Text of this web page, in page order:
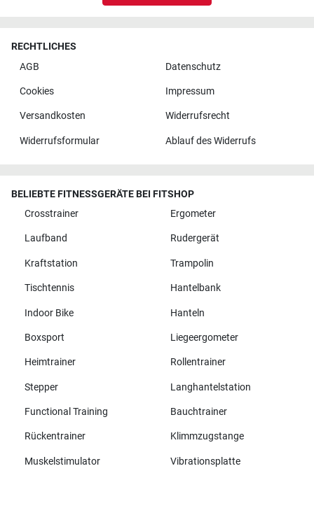
RECHTLICHES
AGB
Datenschutz
Cookies Impressum
Versandkosten Widerrufsrecht
Widerrufsformular Ablauf des Widerrufs
BELIEBTE FITNESSGERÄTE BEI FITSHOP
Crosstrainer
Ergometer
Laufband Rudergerät
Kraftstation Trampolin
Tischtennis Hantelbank
Indoor Bike Hanteln
Boxsport Liegeergometer
Heimtrainer Rollentrainer
Stepper Langhantelstation
Functional Training Bauchtrainer
Rückentrainer Klimmzugstange
Muskelstimulator Vibrationsplatte